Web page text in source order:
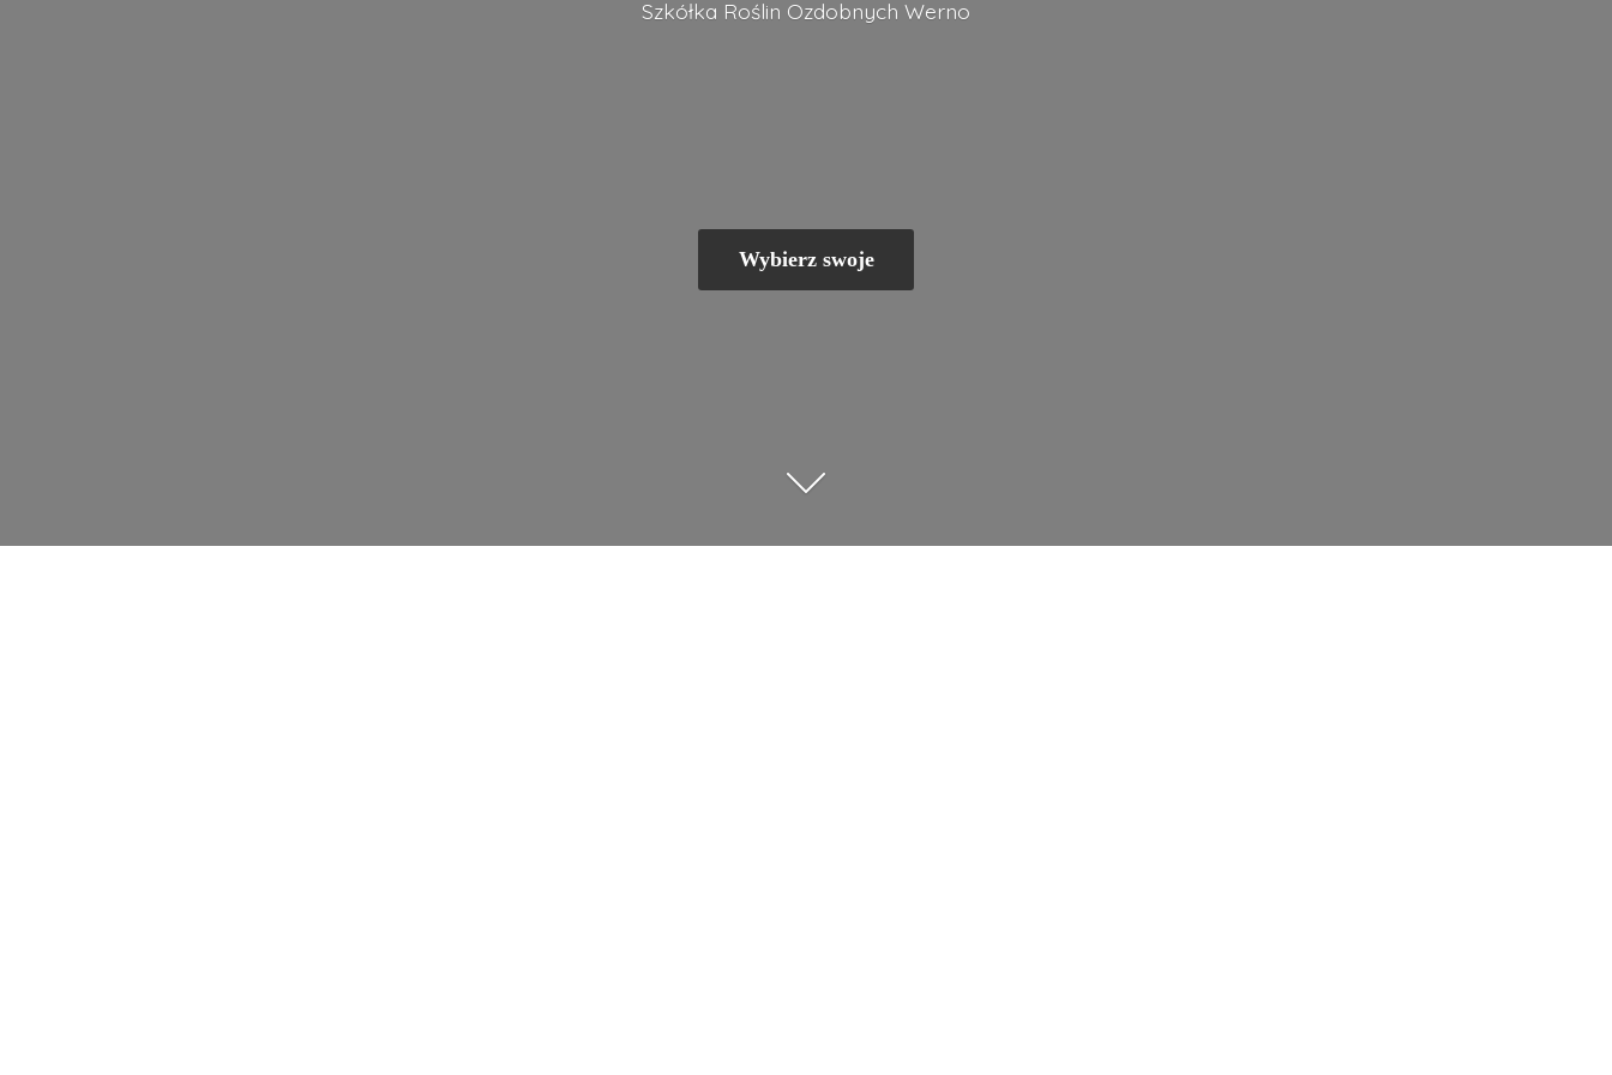
Szkółka Roślin Ozdobnych Werno
Wybierz swoje